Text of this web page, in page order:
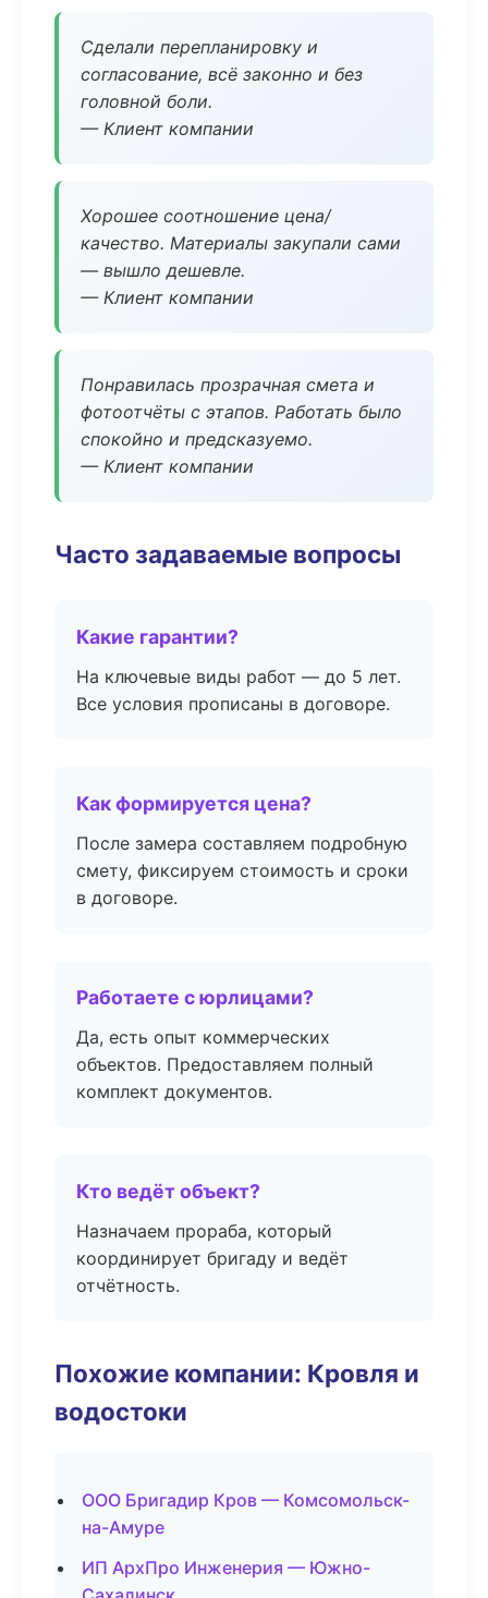
Сделали перепланировку и
согласование, всё законно и без
головной боли.
— Клиент компании
Хорошее соотношение цена/
качество. Материалы закупали сами
— вышло дешевле.
— Клиент компании
Понравилась прозрачная смета и
фотоотчёты с этапов. Работать было
спокойно и предсказуемо.
— Клиент компании
Часто задаваемые вопросы
Какие гарантии?
На ключевые виды работ — до 5 лет.
Все условия прописаны в договоре.
Как формируется цена?
После замера составляем подробную
смету, фиксируем стоимость и сроки
в договоре.
Работаете с юрлицами?
Да, есть опыт коммерческих
объектов. Предоставляем полный
комплект документов.
Кто ведёт объект?
Назначаем прораба, который
координирует бригаду и ведёт
отчётность.
Похожие компании: Кровля и
водостоки
ООО Бригадир Кров — Комсомольск-
на-Амуре
ИП АрхПро Инженерия — Южно-